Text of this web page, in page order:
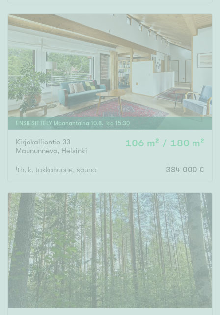
ENSIESITTELY Maanantaina 10.8. klo 15:30
Kirjokalliontie 33
Maununneva, Helsinki
106 m² / 180 m²
4h, k, takkahuone, sauna 384 000 €